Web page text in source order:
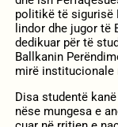
politikë të sigurisë
lindor dhe jugor të
dedikuar për të
Ballkanin
mirë institucionale
Disa studentë
nëse mungesa e